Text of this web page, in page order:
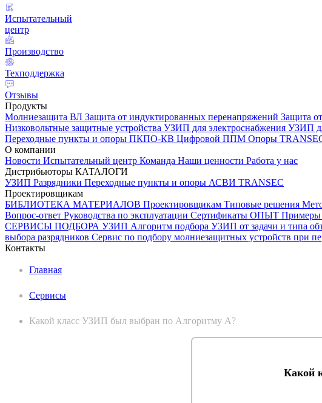
Испытательный
центр
Производство
Техподдержка
Отзывы
Продукты
Молниезащита ВЛ Защита от индуктированных перенапряжений Защита
Низковольтные защитные устройства УЗИП для электроснабжения УЗИП
Переходные пункты и опоры ПКПО-КВ Цифровой ППМ Опоры
О компании
Новости Испытательный центр Команда Наши ценности Работа у нас
Дистрибьюторы КАТАЛОГИ
УЗИП Разрядники Переходные пункты и опоры АСВИ TRANSEC
Проектировщикам
БИБЛИОТЕКА МАТЕРИАЛОВ Проектировщикам Типовые решения
Вопрос-ответ Руководства по эксплуатации Сертификаты ОПЫТ Примеры
СЕРВИСЫ ПОДБОРА УЗИП Алгоритм подбора УЗИП от задачи и типа
выбора разрядников Сервис по подбору молниезащитных устройств при
Контакты
Главная
Сервисы
Какой класс УЗИП был выбран по Алгоритму А?
Какой